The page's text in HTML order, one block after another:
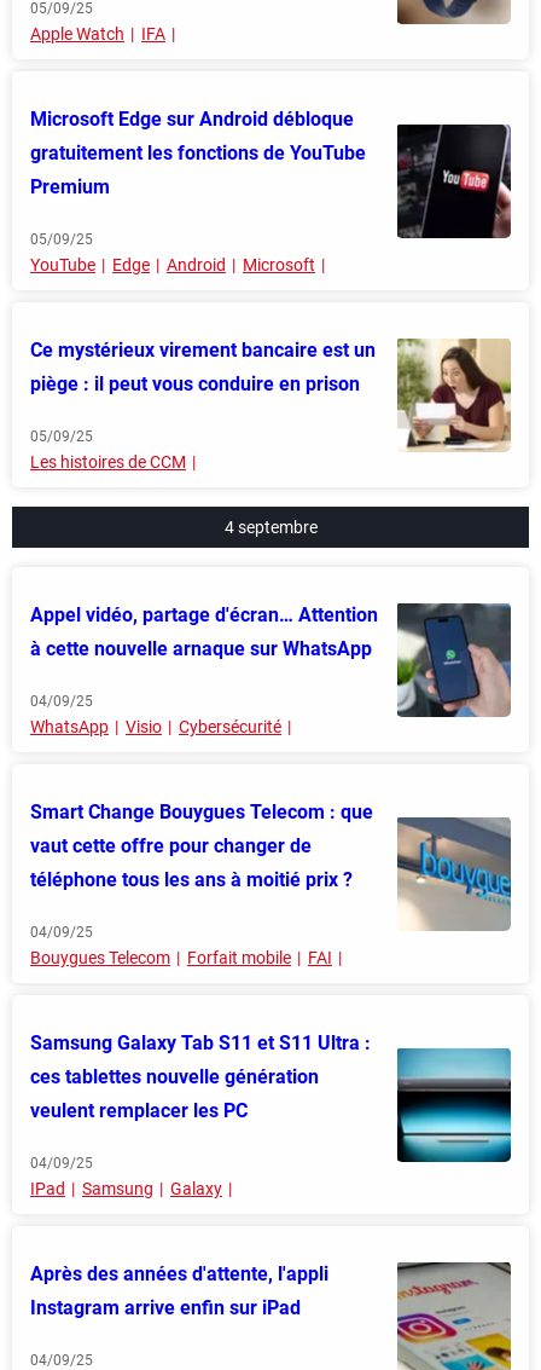
05/09/25
Apple Watch IFA
Microsoft Edge sur Android débloque
gratuitement les fonctions de YouTube
Premium
05/09/25
YouTube Edge Android Microsoft
Ce mystérieux virement bancaire est un
piège : il peut vous conduire en prison
05/09/25
Les histoires de CCM
4 septembre
Appel vidéo, partage d'écran… Attention
à cette nouvelle arnaque sur WhatsApp
04/09/25
WhatsApp Visio Cybersécurité
Smart Change Bouygues Telecom : que
vaut cette offre pour changer de
téléphone tous les ans à moitié prix ?
04/09/25
Bouygues Telecom Forfait mobile FAI
Samsung Galaxy Tab S11 et S11 Ultra :
ces tablettes nouvelle génération
veulent remplacer les PC
04/09/25
IPad Samsung Galaxy
Après des années d'attente, l'appli
Instagram arrive enfin sur iPad
04/09/25